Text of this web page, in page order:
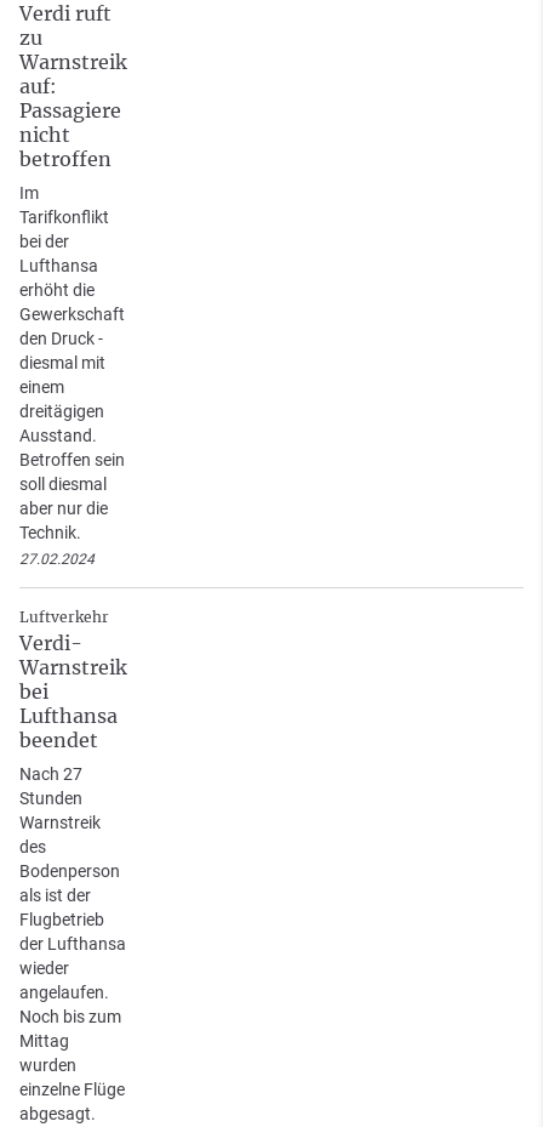
Verdi ruft
zu
Warnstreik
auf:
Passagiere
nicht
betroffen
Im
Tarifkonflikt
bei der
Lufthansa
erhöht die
Gewerkschaft
den Druck -
diesmal mit
einem
dreitägigen
Ausstand.
Betroffen sein
soll diesmal
aber nur die
Technik.
27.02.2024
Luftverkehr
Verdi-
Warnstreik
bei
Lufthansa
beendet
Nach 27
Stunden
Warnstreik
des
Bodenperson
als ist der
Flugbetrieb
der Lufthansa
wieder
angelaufen.
Noch bis zum
Mittag
wurden
einzelne Flüge
abgesagt.